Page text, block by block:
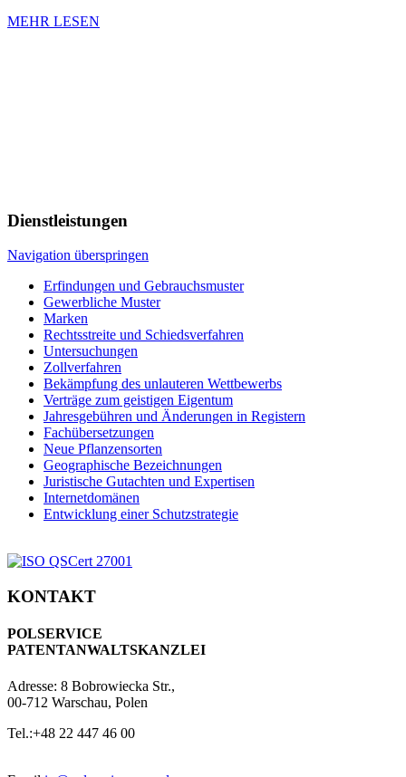
MEHR LESEN
Dienstleistungen
Navigation überspringen
Erfindungen und Gebrauchsmuster
Gewerbliche Muster
Marken
Rechtsstreite und Schiedsverfahren
Untersuchungen
Zollverfahren
Bekämpfung des unlauteren Wettbewerbs
Verträge zum geistigen Eigentum
Jahresgebühren und Änderungen in Registern
Fachübersetzungen
Neue Pflanzensorten
Geographische Bezeichnungen
Juristische Gutachten und Expertisen
Internetdomänen
Entwicklung einer Schutzstrategie
KONTAKT
POLSERVICE
PATENTANWALTSKANZLEI
Adresse: 8 Bobrowiecka Str.,
00-712 Warschau, Polen
Tel.:+48 22 447 46 00